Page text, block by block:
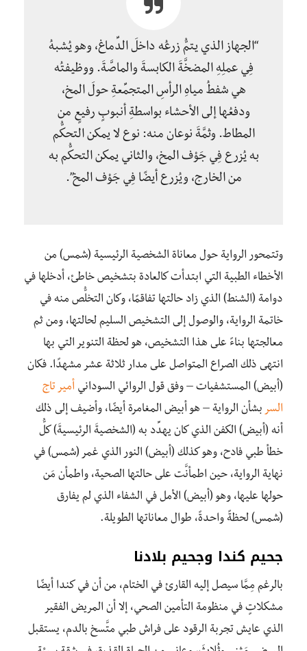
“الجهاز الذي يتمُّ زرعُه داخلَ الدِّماغ، وهو يُشبهُ
فِي عملِهِ المضخَّةَ الكابسةَ والماصَّةَ. ووظيفتُه
هي شفطُ مياهِ الرأسِ المتجمِّعةِ حولَ المخ،
ودفعُها إلى الأحشاء بواسطةِ أنبوبٍ رفيعٍ من
المطاط. وثمَّةَ نوعان منه: نوع لا يمكن التحكُّم
به يُزرع فِي جَوْف المخ، والثاني يمكن التحكُّم به
من الخارج، ويُزرع أيضًا فِي جَوْف المخ”.
وتتمحور الرواية حول معاناة الشخصية الرئيسية (شمس) من
الأخطاء الطبية التي ابتدأت كالعادة بتشخيص خاطئ، أدخلها في
دوامة (الشنط) الذي زاد حالتها تفاقمًا، وكان التخلُّص منه في
خاتمة الرواية، والوصول إلى التشخيص السليم لحالتها، ومن ثم
معالجتها بناءً على هذا التشخيص، هو لحظة التنوير التي بها
انتهى ذلك الصراع المتواصل على مدار ثلاثة عشر مشهدًا. فكان
(أبيض) المستشفيات – وفق قول الروائي السوداني أمير تاج
السر بشأن الرواية – هو أبيض المغامرة أيضًا، وأضيف إلى ذلك
أنه (أبيض) الكفن الذي كان يهدِّد به (الشخصيةَ الرئيسيةَ) كلُّ
خطأ طبي فادح، وهو كذلك (أبيض) النور الذي غمر (شمس) في
نهاية الرواية، حين اطمأنَّت على حالتها الصحية، واطمأن مَن
حولها عليها، وهو (أبيض) الأمل في الشفاء الذي لم يفارق
(شمس) لحظةً واحدةً، طوال معاناتها الطويلة.
جحيم كندا وجحيم بلادنا
بالرغم مِمَّا سيصل إليه القارئ في الختام، من أن في كندا أيضًا
مشكلاتٍ في منظومة التأمين الصحي، إلا أن المريض الفقير
الذي عايش تجربة الرقود على فراش طبي متَّسخ بالدم، يستقبل